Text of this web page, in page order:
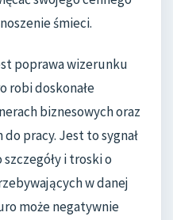
śmieci.
poprawa wizerunku
robi doskonałe
biznesowych oraz
pracy. Jest to sygnał
i troski o
w danej
może negatywnie